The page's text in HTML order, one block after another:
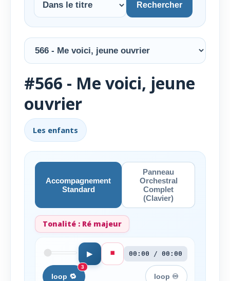
Rechercher
#566 - Me voici, jeune
ouvrier
Les enfants
Accompagnement
Standard
Panneau
Orchestral
Complet
(Clavier)
Tonalité : Ré majeur
▶ ⏹️ 00:00 / 00:00
loop 🔁
3
loop ♾️